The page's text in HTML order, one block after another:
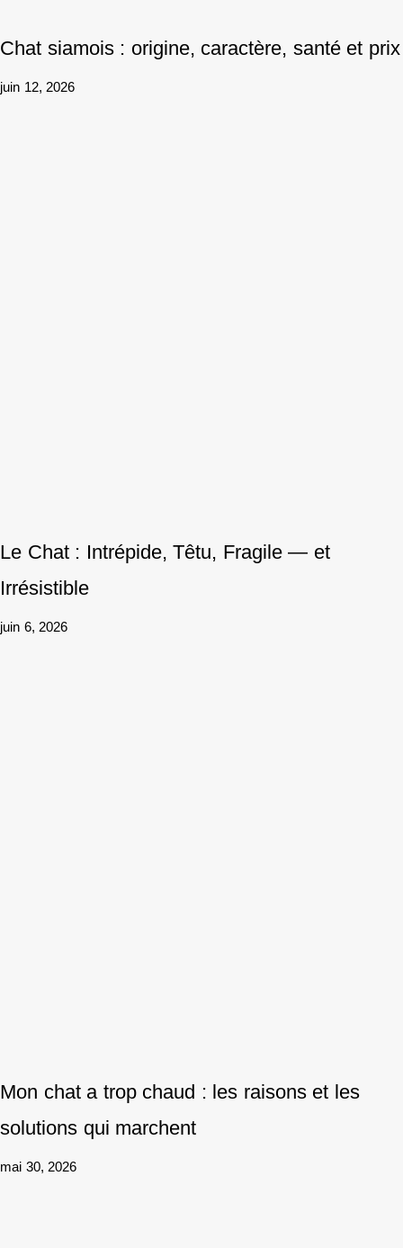
Chat siamois : origine, caractère, santé et prix
juin 12, 2026
Le Chat : Intrépide, Têtu, Fragile — et
Irrésistible
juin 6, 2026
Mon chat a trop chaud : les raisons et les
solutions qui marchent
mai 30, 2026